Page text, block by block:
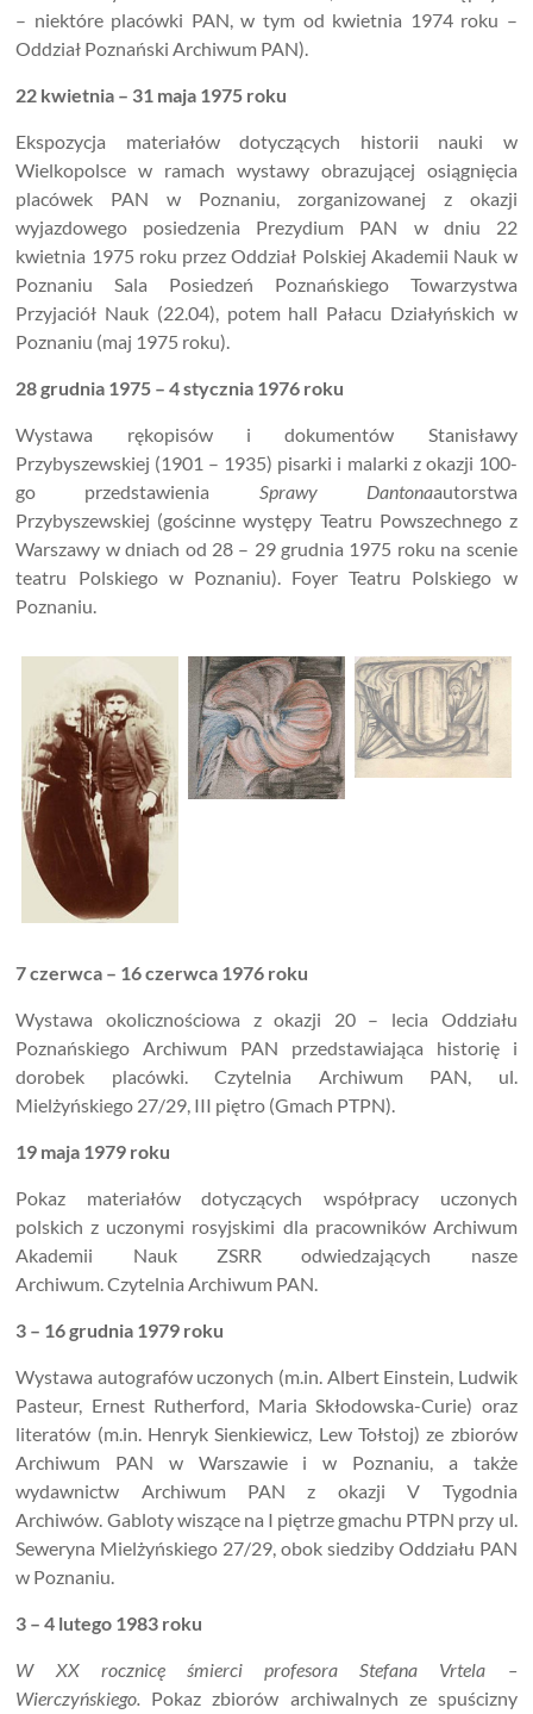
– niektóre placówki PAN, w tym od kwietnia 1974 roku –
Oddział Poznański Archiwum PAN).
22 kwietnia – 31 maja 1975 roku
Ekspozycja materiałów dotyczących historii nauki w
Wielkopolsce w ramach wystawy obrazującej osiągnięcia
placówek PAN w Poznaniu, zorganizowanej z okazji
wyjazdowego posiedzenia Prezydium PAN w dniu 22
kwietnia 1975 roku przez Oddział Polskiej Akademii Nauk w
Poznaniu Sala Posiedzeń Poznańskiego Towarzystwa
Przyjaciół Nauk (22.04), potem hall Pałacu Działyńskich w
Poznaniu (maj 1975 roku).
28 grudnia 1975 – 4 stycznia 1976 roku
Wystawa rękopisów i dokumentów Stanisławy
Przybyszewskiej (1901 – 1935) pisarki i malarki z okazji 100-
go przedstawienia Sprawy Dantonaautorstwa
Przybyszewskiej (gościnne występy Teatru Powszechnego z
Warszawy w dniach od 28 – 29 grudnia 1975 roku na scenie
teatru Polskiego w Poznaniu). Foyer Teatru Polskiego w
Poznaniu.
7 czerwca – 16 czerwca 1976 roku
Wystawa okolicznościowa z okazji 20 – lecia Oddziału
Poznańskiego Archiwum PAN przedstawiająca historię i
dorobek placówki. Czytelnia Archiwum PAN, ul.
Mielżyńskiego 27/29, III piętro (Gmach PTPN).
19 maja 1979 roku
Pokaz materiałów dotyczących współpracy uczonych
polskich z uczonymi rosyjskimi dla pracowników Archiwum
Akademii Nauk ZSRR odwiedzających nasze
Archiwum. Czytelnia Archiwum PAN.
3 – 16 grudnia 1979 roku
Wystawa autografów uczonych (m.in. Albert Einstein, Ludwik
Pasteur, Ernest Rutherford, Maria Skłodowska-Curie) oraz
literatów (m.in. Henryk Sienkiewicz, Lew Tołstoj) ze zbiorów
Archiwum PAN w Warszawie i w Poznaniu, a także
wydawnictw Archiwum PAN z okazji V Tygodnia
Archiwów. Gabloty wiszące na I piętrze gmachu PTPN przy ul.
Seweryna Mielżyńskiego 27/29, obok siedziby Oddziału PAN
w Poznaniu.
3 – 4 lutego 1983 roku
W XX rocznicę śmierci profesora Stefana Vrtela –
Wierczyńskiego. Pokaz zbiorów archiwalnych ze spuścizny